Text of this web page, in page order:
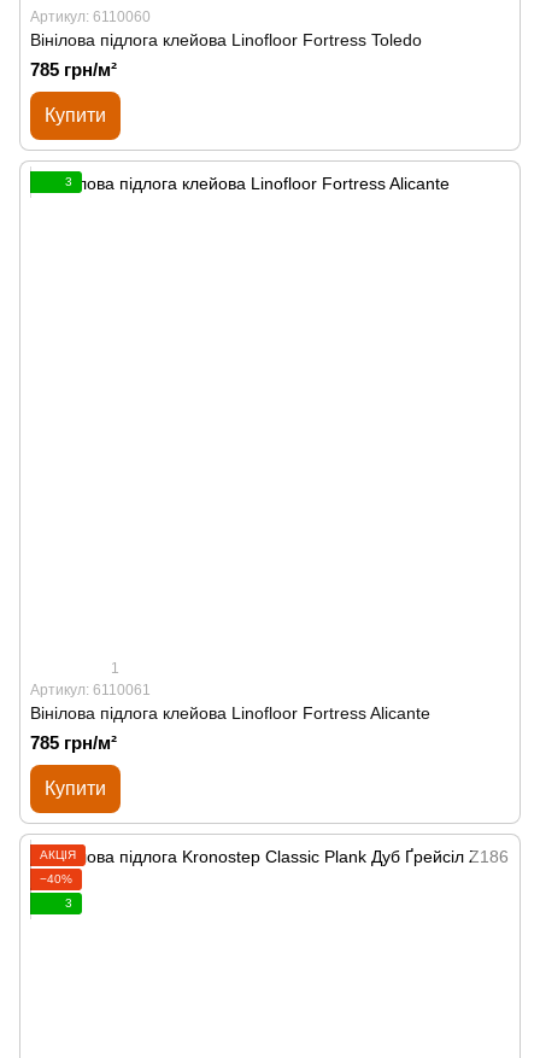
Артикул: 6110060
Вінілова підлога клейова Linofloor Fortress Toledo
785 грн/м²
Купити
3
1
Артикул: 6110061
Вінілова підлога клейова Linofloor Fortress Alicante
785 грн/м²
Купити
АКЦІЯ
−40%
3